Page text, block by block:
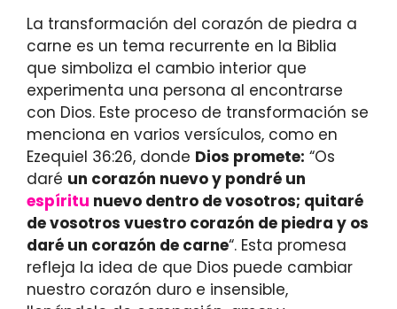
La transformación del corazón de piedra a
carne es un tema recurrente en la Biblia
que simboliza el cambio interior que
experimenta una persona al encontrarse
con Dios. Este proceso de transformación se
menciona en varios versículos, como en
Ezequiel 36:26, donde Dios promete: “Os
daré un corazón nuevo y pondré un
espíritu nuevo dentro de vosotros; quitaré
de vosotros vuestro corazón de piedra y os
daré un corazón de carne“. Esta promesa
refleja la idea de que Dios puede cambiar
nuestro corazón duro e insensible,